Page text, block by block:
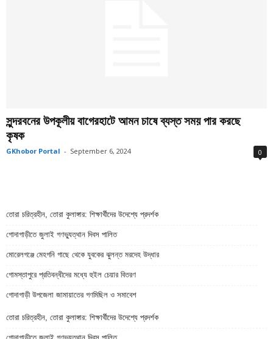
সুন্দরবনের উপকূলীয় বাগেরহাটে আমন চাষে ব্যস্ত সময় পার করছে
কৃষক
GKhobor Portal - September 6, 2024 0
তোরা চরিত্রহীন, তোরা কুলাঙ্গার: শিক্ষার্থীদের উদেশ্যে প্রদর্শক
গোদাগাড়ীতে জুলাই গণভ্যুত্থান দিবস পালিত
মোরেলগঞ্জে মেহগনি গাছে থেকে যুবকের ঝুলন্ত মরদেহ উদ্ধার
গোমস্তাপুরে প্রতিবন্ধীদের মধ্যে হুইল চেয়ার বিতরণ
গোদাগাড়ী উপজেলা জামায়াতের গণমিছিল ও সমাবেশ
তোরা চরিত্রহীন, তোরা কুলাঙ্গার: শিক্ষার্থীদের উদেশ্যে প্রদর্শক